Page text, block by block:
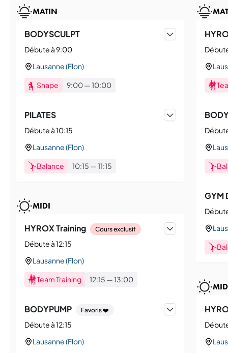
MATIN
BODYSCULPT
Débute à 9:00
Lausanne (Flon)
Shape 9:00—10:00
PILATES
Débute à 10:15
Lausanne (Flon)
Balance 10:15 —11:15
MIDI
HYROX Training Cours exclusif
Débute à 12:15
Lausanne (Flon)
Team Training 12:15 —13:00
BODYPUMP Favoris ❤️
Débute à 12:15
Lausanne (Flon)
GYM